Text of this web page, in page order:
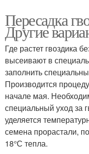
Пересадка
Другие
Где растет гвоздика
высеивают в
заполнить
Производится
начале мая.
специальный уход за
уделяется
семена прорастали,
18°С тепла.